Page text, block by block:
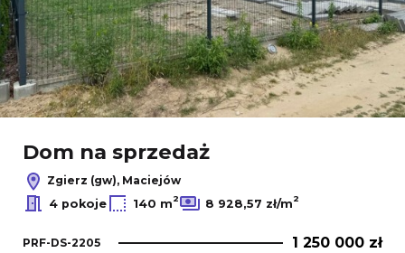
Dom na sprzedaż
Zgierz (gw), Maciejów
4 pokoje
140 m2 8 928,57 zł/m2
PRF-DS-2205 1 250 000 zł